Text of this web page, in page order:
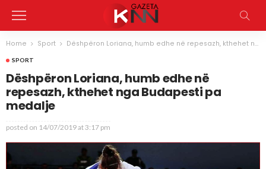
Home Sport Dëshpëron Loriana, humb edhe në repesazh, kthehet nga Budapesti pa medalje
SPORT
Dëshpëron Loriana, humb edhe në
repesazh, kthehet nga Budapesti pa
medalje
posted on 14/07/2019 at 3:17 pm